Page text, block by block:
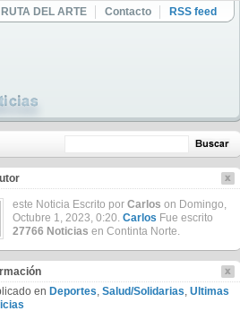
RUTA DEL ARTE Contacto RSS feed
este Noticia Escrito por Carlos on Domingo,
Octubre 1, 2023, 0:20. Carlos Fue escrito
27766 Noticias en Continta Norte.
en Deportes, Salud/Solidarias, Ultimas